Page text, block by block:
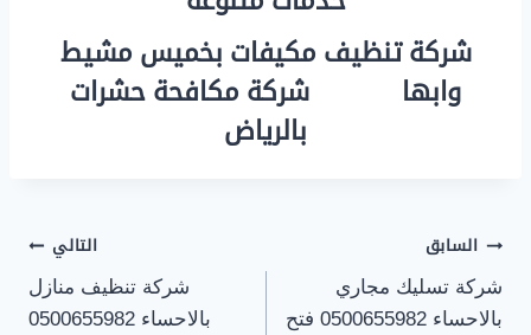
شركة تنظيف مكيفات بخميس مشيط
وابها
شركة مكافحة حشرات
بالرياض
تصفّح
المقالات
السابق
شركة تسليك مجاري
بالاحساء 0500655982 فتح
التالي
شركة تنظيف منازل
بالاحساء 0500655982